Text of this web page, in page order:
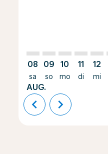
08
sa
AUG.
09
so
10
mo
11
di
12
mi
chevron_left chevron_right